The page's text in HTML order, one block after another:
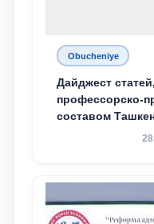
Obucheniye
Дайджест
профессорско-
составом
доведения до
сообщества
исследований в